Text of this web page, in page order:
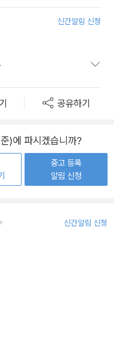
신간알림 신청
공유하기
)에 파시겠습니까?
중고 등록
알림 신청
신간알림 신청